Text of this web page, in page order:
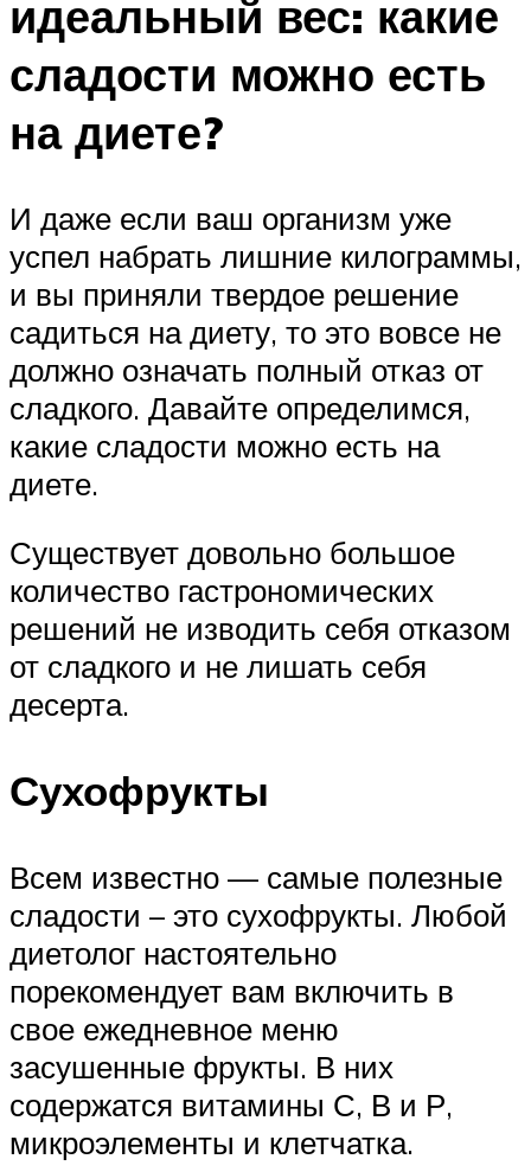
идеальный вес: какие
сладости можно есть
на диете?
И даже если ваш организм уже
успел набрать лишние килограммы,
и вы приняли твердое решение
садиться на диету, то это вовсе не
должно означать полный отказ от
сладкого. Давайте определимся,
какие сладости можно есть на
диете.
Существует довольно большое
количество гастрономических
решений не изводить себя отказом
от сладкого и не лишать себя
десерта.
Сухофрукты
Всем известно — самые полезные
сладости – это сухофрукты. Любой
диетолог настоятельно
порекомендует вам включить в
свое ежедневное меню
засушенные фрукты. В них
содержатся витамины С, В и Р,
микроэлементы и клетчатка.